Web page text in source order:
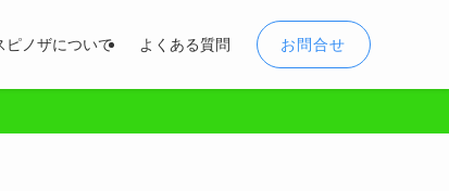
ピノザについて よくある質問 お問合せ